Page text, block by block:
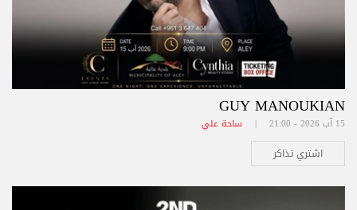
GUY MANOUKIAN
15 آب 2026 - 21:00 | ساحة علي
اشتري تذاكر